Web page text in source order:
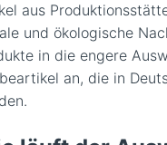
aus
und ökologische
in die engere
an, die in